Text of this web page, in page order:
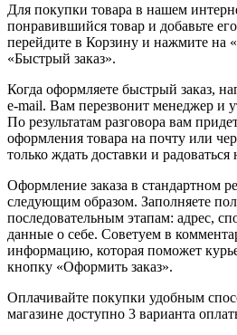
Для покупки товара в нашем
понравившийся товар и добавьте
перейдите в Корзину и нажмите на
«Быстрый заказ».
Когда оформляете быстрый заказ,
e-mail. Вам перезвонит менеджер и
По результатам разговора вам
оформления товара на почту или
только ждать доставки и
Оформление заказа в стандартном
следующим образом. Заполняете
последовательным этапам: адрес,
данные о себе. Советуем в
информацию, которая поможет
кнопку «Оформить заказ».
Оплачивайте покупки удобным
магазине доступно 3 варианта